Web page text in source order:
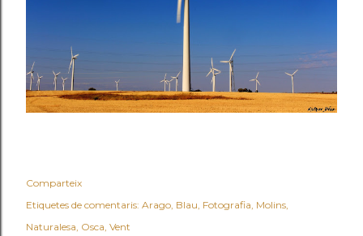
Comparteix
Etiquetes de comentaris: Arago Blau Fotografia Molins
Naturalesa Osca Vent